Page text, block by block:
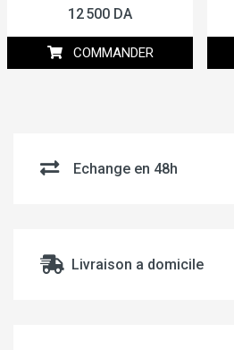
12 500 DA
COMMANDER
Echange en 48h
Livraison a domicile